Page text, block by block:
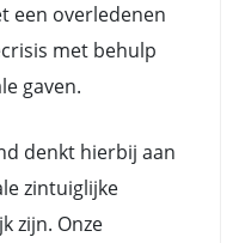
een overledenen
met behulp
gaven.
denkt hierbij aan
zintuiglijke
zijn. Onze